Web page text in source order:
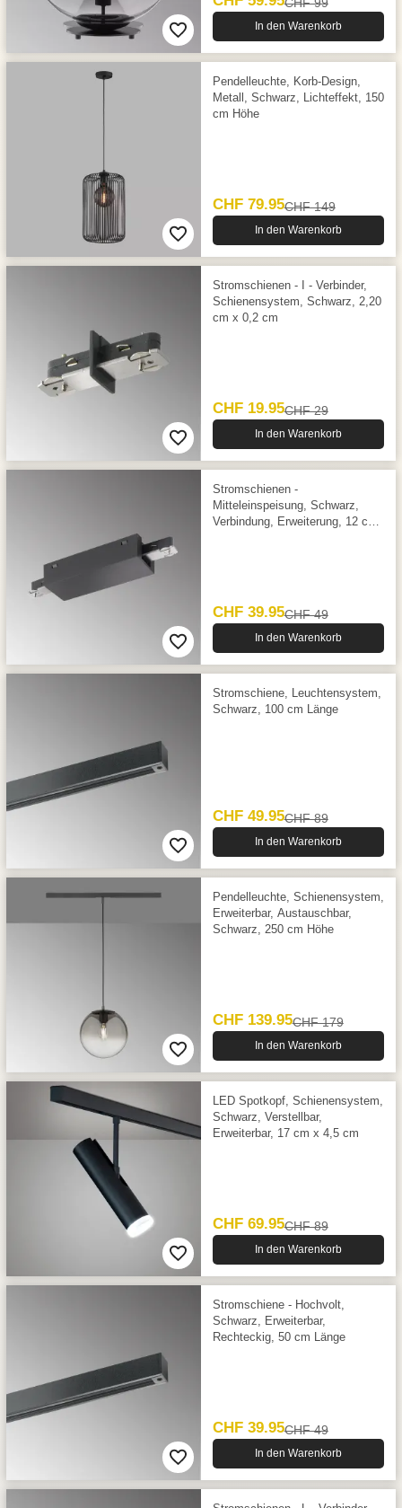
CHF 99
In den Warenkorb
Pendelleuchte, Korb-Design,
Metall, Schwarz, Lichteffekt, 150
cm Höhe
CHF 79.95CHF 149
In den Warenkorb
Stromschienen - I - Verbinder,
Schienensystem, Schwarz, 2,20
cm x 0,2 cm
CHF 19.95CHF 29
In den Warenkorb
Stromschienen -
Mitteleinspeisung, Schwarz,
Verbindung, Erweiterung, 12 cm
CHF 39.95CHF 49
In den Warenkorb
Stromschiene, Leuchtensystem,
Schwarz, 100 cm Länge
CHF 49.95CHF 89
In den Warenkorb
Pendelleuchte, Schienensystem,
Erweiterbar, Austauschbar,
Schwarz, 250 cm Höhe
CHF 139.95CHF 179
In den Warenkorb
LED Spotkopf, Schienensystem,
Schwarz, Verstellbar,
Erweiterbar, 17 cm x 4,5 cm
CHF 69.95CHF 89
In den Warenkorb
Stromschiene - Hochvolt,
Schwarz, Erweiterbar,
Rechteckig, 50 cm Länge
CHF 39.95CHF 49
In den Warenkorb